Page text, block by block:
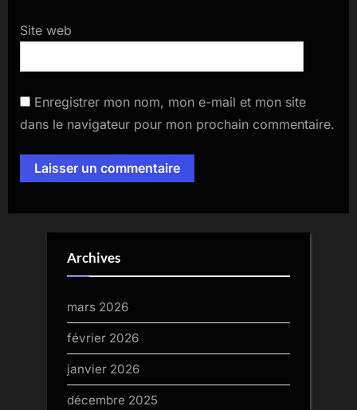
Site web
Enregistrer mon nom, mon e-mail et mon site
dans le navigateur pour mon prochain commentaire.
Archives
mars 2026
février 2026
janvier 2026
décembre 2025